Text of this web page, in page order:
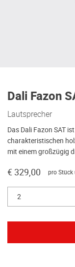
Dali Fazon
Lautsprecher
Das Dali Fazon SAT
charakteristischen
mit einem großzügig
€ 329,00 pro Stück
2